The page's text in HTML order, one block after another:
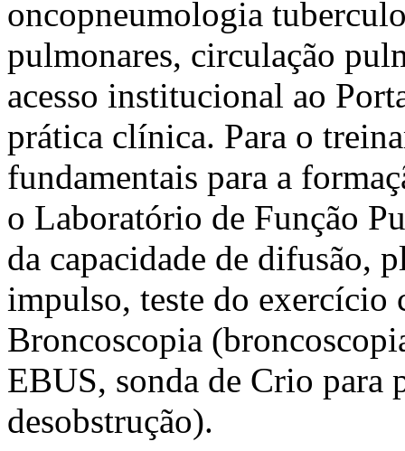
oncopneumologia
pulmonares, circulação
acesso institucional ao
prática clínica. Para o
fundamentais para a
o Laboratório de Função
da capacidade de difusão,
impulso, teste do exercício
Broncoscopia
EBUS, sonda de Crio para
desobstrução).